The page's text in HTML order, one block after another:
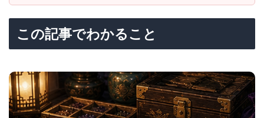
この記事でわかること